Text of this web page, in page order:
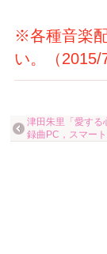
※各種音楽
い。（2015/
津田朱里「愛する
録曲PC，スマー